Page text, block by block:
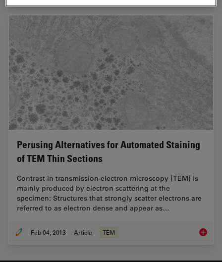
Perusing Alternatives for Automated Staining
of TEM Thin Sections
Contrast in transmission electron microscopy (TEM) is
mainly produced by electron scattering at the
specimen: Structures that strongly scatter electrons are
referred to as electron dense and appear as…
Feb 04, 2013 Article TEM